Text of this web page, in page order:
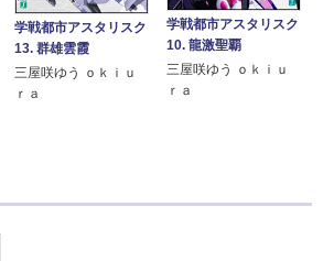
学戦都市アスタリスク
13. 群雄雲霞
三屋咲ゆう ｏｋｉｕ
ｒａ
学戦都市アスタリスク
10. 龍激聖覇
三屋咲ゆう ｏｋｉｕ
ｒａ